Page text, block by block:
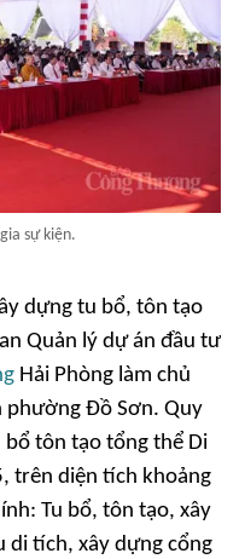
sự kiện.
dựng tu bổ, tôn tạo
Quản lý dự án đầu tư
Hải Phòng làm chủ
phường Đồ Sơn. Quy
tôn tạo tổng thể Di
trên diện tích khoảng
Tu bổ, tôn tạo, xây
di tích, xây dựng cổng